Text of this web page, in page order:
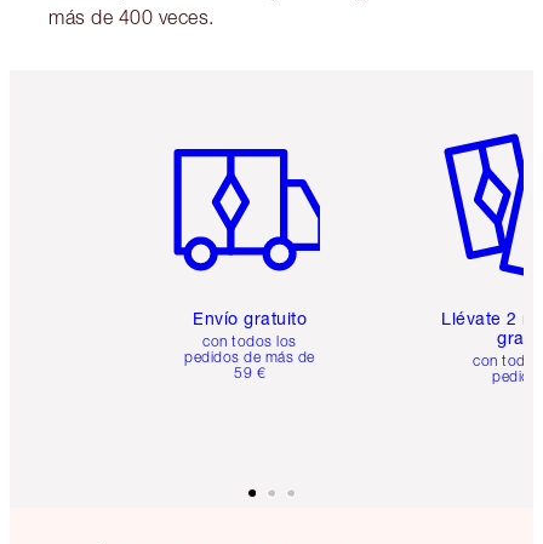
más de 400 veces.
Envío gratuito
con todos los
pedidos de más de
59 €
Llévate 2
gratis
con